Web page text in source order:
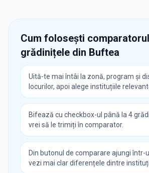
Cum folosești
grădinițele din Buftea
Uită-te mai întâi la zonă, program și
locurilor, apoi alege instituțiile
Bifează cu checkbox-ul până la 4
vrei să le trimiți în comparator.
Din butonul de comparare ajungi într-
vezi mai clar diferențele dintre